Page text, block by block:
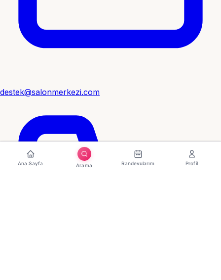
destek@salonmerkezi.com
Ana Sayfa Arama Randevularım Profil